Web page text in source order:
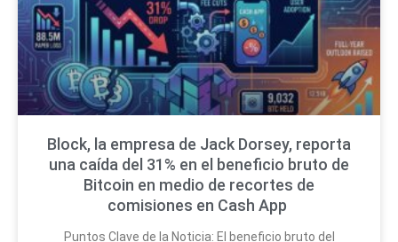
Block, la empresa de Jack Dorsey, reporta
una caída del 31% en el beneficio bruto de
Bitcoin en medio de recortes de
comisiones en Cash App
Puntos Clave de la Noticia: El beneficio bruto del